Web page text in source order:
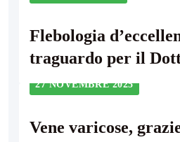
Flebologia
traguardo per il
27 NOVEMBRE 2025
Vene varicose,